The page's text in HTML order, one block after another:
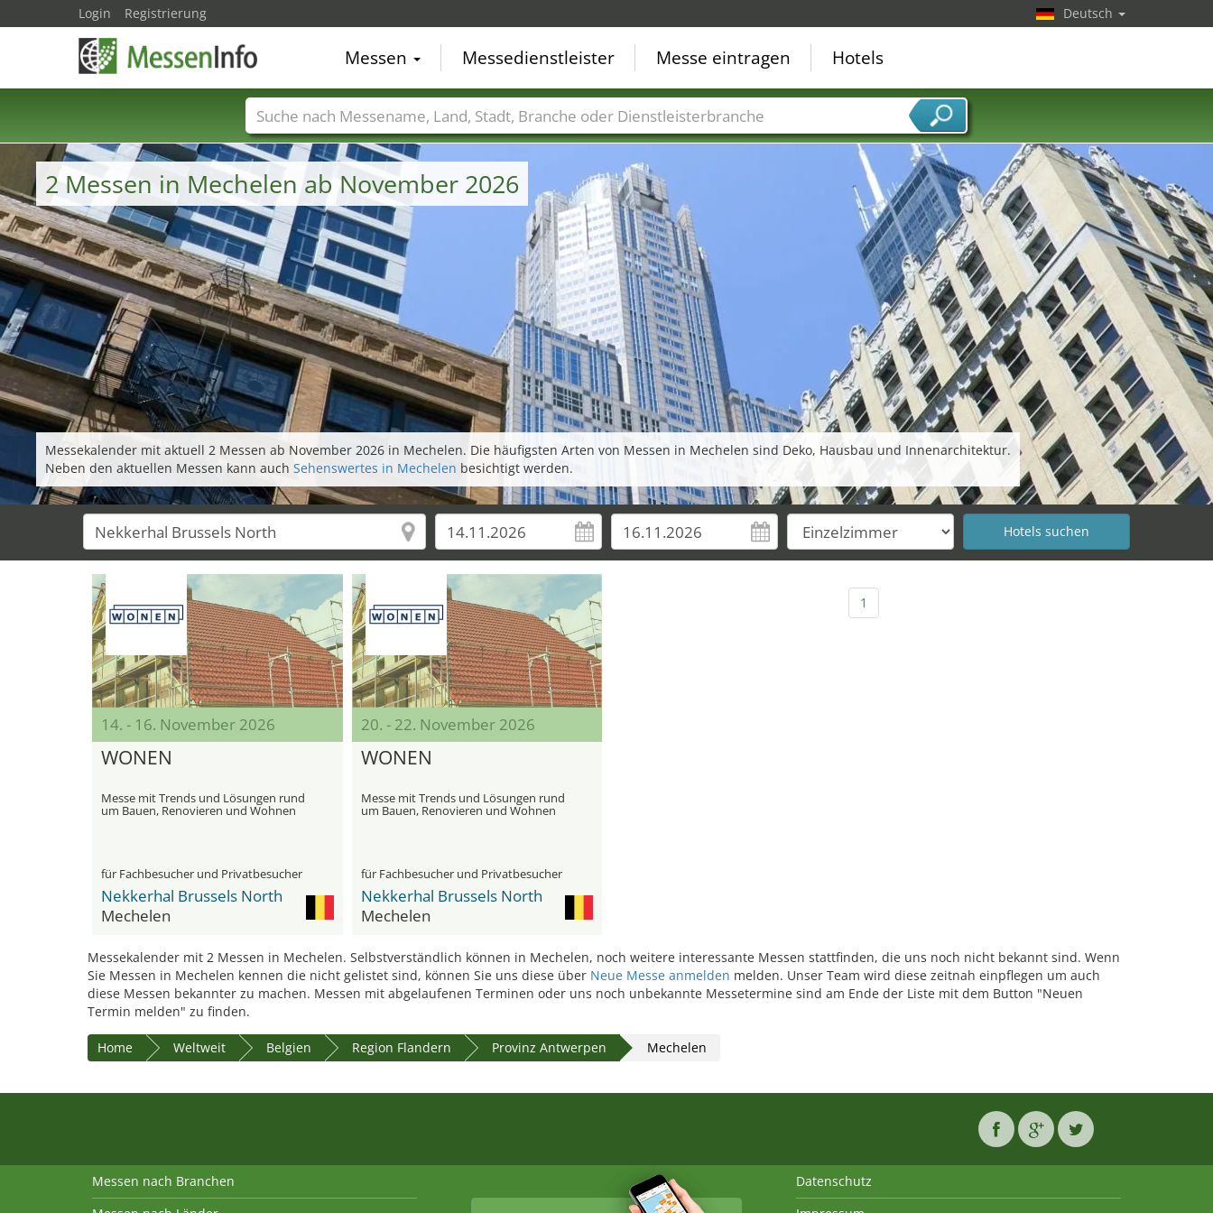
2 Messen in Mechelen ab November 2026
Messekalender mit aktuell 2 Messen ab November 2026 in Mechelen. Die häufigsten Arten von Messen in Mechelen sind Deko, Hausbau und Innenarchitektur.
Neben den aktuellen Messen kann auch Sehenswertes in Mechelen besichtigt werden.
14. - 16. November 2026
WONEN
Messe mit Trends und Lösungen rund
um Bauen, Renovieren und Wohnen
für Fachbesucher und Privatbesucher
Nekkerhal Brussels North
Mechelen
20. - 22. November 2026
WONEN
Messe mit Trends und Lösungen rund
um Bauen, Renovieren und Wohnen
für Fachbesucher und Privatbesucher
Nekkerhal Brussels North
Mechelen
1
Messekalender mit 2 Messen in Mechelen. Selbstverständlich können in Mechelen, noch weitere interessante Messen stattfinden, die uns noch nicht bekannt sind. Wenn
Sie Messen in Mechelen kennen die nicht gelistet sind, können Sie uns diese über Neue Messe anmelden melden. Unser Team wird diese zeitnah einpflegen um auch
diese Messen bekannter zu machen. Messen mit abgelaufenen Terminen oder uns noch unbekannte Messetermine sind am Ende der Liste mit dem Button "Neuen
Termin melden" zu finden.
Home Weltweit Belgien Region Flandern Provinz Antwerpen Mechelen
Login Registrierung Deutsch
Messen Messedienstleister Messe eintragen Hotels
Messenamen Länder Städte Branchen Dienstleisterbranchen
Messen nach Branchen
Datenschutz